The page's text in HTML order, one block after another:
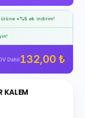
+%5 ek indirim!
Dahil 132,00 ₺
KALEM